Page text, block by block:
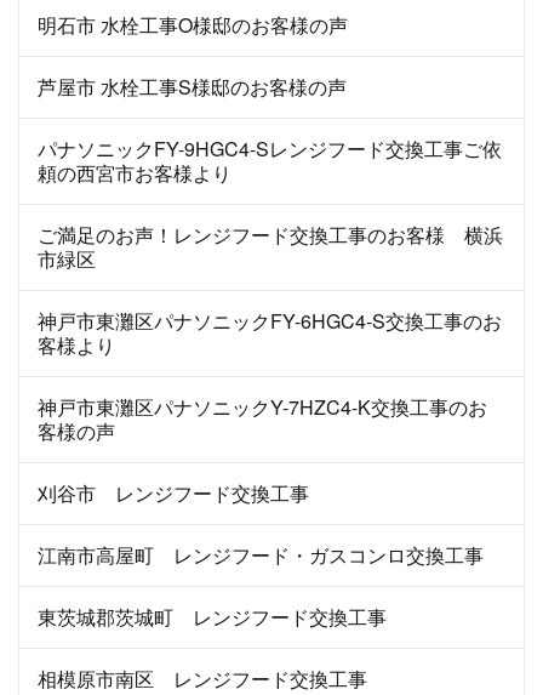
明石市 水栓工事O様邸のお客様の声
芦屋市 水栓工事S様邸のお客様の声
パナソニックFY-9HGC4-Sレンジフード交換工事ご依
頼の西宮市お客様より
ご満足のお声！レンジフード交換工事のお客様 横浜
市緑区
神戸市東灘区パナソニックFY-6HGC4-S交換工事のお
客様より
神戸市東灘区パナソニックY-7HZC4-K交換工事のお
客様の声
刈谷市 レンジフード交換工事
江南市高屋町 レンジフード・ガスコンロ交換工事
東茨城郡茨城町 レンジフード交換工事
相模原市南区 レンジフード交換工事